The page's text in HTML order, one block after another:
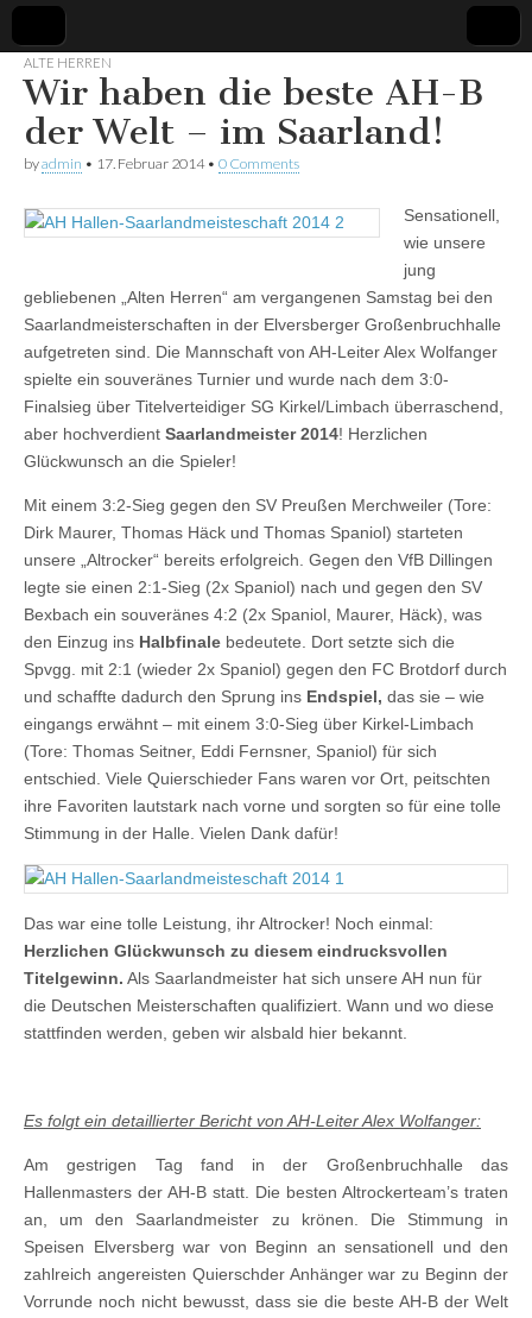
Spvgg.
Quierschied
Offizielle
Internetpräsenz
ALTE HERREN
Wir haben die beste AH-B
der Welt – im Saarland!
byadmin • 17. Februar 2014• 0 Comments
Sensationell,
wie unsere
jung
gebliebenen „Alten Herren“ am vergangenen Samstag bei den
Saarlandmeisterschaften in der Elversberger Großenbruchhalle
aufgetreten sind. Die Mannschaft von AH-Leiter Alex Wolfanger
spielte ein souveränes Turnier und wurde nach dem 3:0-
Finalsieg über Titelverteidiger SG Kirkel/Limbach überraschend,
aber hochverdient Saarlandmeister 2014! Herzlichen
Glückwunsch an die Spieler!
Mit einem 3:2-Sieg gegen den SV Preußen Merchweiler (Tore:
Dirk Maurer, Thomas Häck und Thomas Spaniol) starteten
unsere „Altrocker“ bereits erfolgreich. Gegen den VfB Dillingen
legte sie einen 2:1-Sieg (2x Spaniol) nach und gegen den SV
Bexbach ein souveränes 4:2 (2x Spaniol, Maurer, Häck), was
den Einzug ins Halbfinale bedeutete. Dort setzte sich die
Spvgg. mit 2:1 (wieder 2x Spaniol) gegen den FC Brotdorf durch
und schaffte dadurch den Sprung ins Endspiel, das sie – wie
eingangs erwähnt – mit einem 3:0-Sieg über Kirkel-Limbach
(Tore: Thomas Seitner, Eddi Fernsner, Spaniol) für sich
entschied. Viele Quierschieder Fans waren vor Ort, peitschten
ihre Favoriten lautstark nach vorne und sorgten so für eine tolle
Stimmung in der Halle. Vielen Dank dafür!
Das war eine tolle Leistung, ihr Altrocker! Noch einmal:
Herzlichen Glückwunsch zu diesem eindrucksvollen
Titelgewinn. Als Saarlandmeister hat sich unsere AH nun für
die Deutschen Meisterschaften qualifiziert. Wann und wo diese
stattfinden werden, geben wir alsbald hier bekannt.
Es folgt ein detaillierter Bericht von AH-Leiter Alex Wolfanger:
Am gestrigen Tag fand in der Großenbruchhalle das
Hallenmasters der AH-B statt. Die besten Altrockerteam’s traten
an, um den Saarlandmeister zu krönen. Die Stimmung in
Speisen Elversberg war von Beginn an sensationell und den
zahlreich angereisten Quierschder Anhänger war zu Beginn der
Vorrunde noch nicht bewusst, dass sie die beste AH-B der Welt